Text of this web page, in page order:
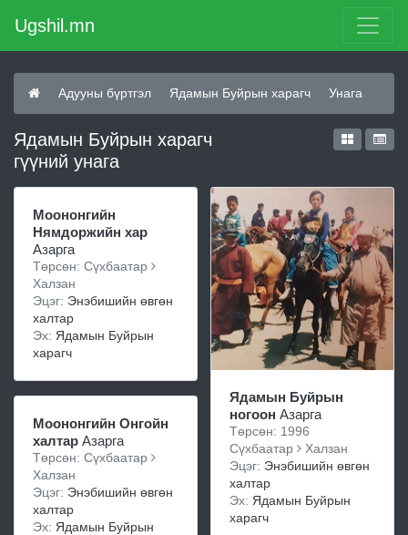
Ugshil.mn
Адууны бүртгэл Ядамын Буйрын харагч Унага
Ядамын Буйрын харагч
гүүний унага
Моононгийн
Нямдоржийн хар
Азарга
Төрсөн: Сүхбаатар
Халзан
Эцэг: Энэбишийн өвгөн
халтар
Эх: Ядамын Буйрын
харагч
Моононгийн Онгойн
халтар Азарга
Төрсөн: Сүхбаатар
Халзан
Эцэг: Энэбишийн өвгөн
халтар
Эх: Ядамын Буйрын
Ядамын Буйрын
ногоон Азарга
Төрсөн: 1996
Сүхбаатар
Халзан
Эцэг: Энэбишийн өвгөн
халтар
Эх: Ядамын Буйрын
харагч